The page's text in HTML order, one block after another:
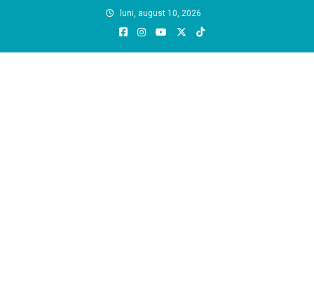
luni, august 10, 2026